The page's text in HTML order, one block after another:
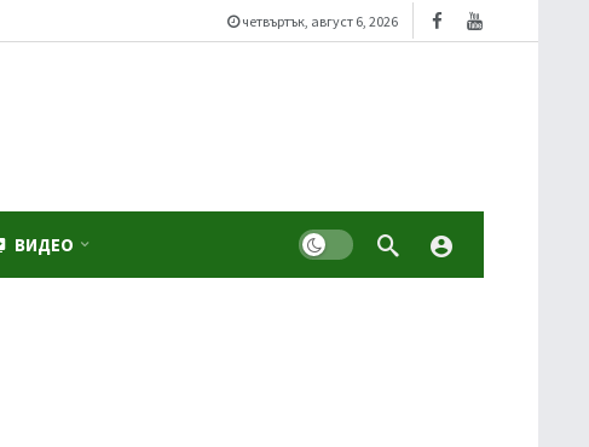
четвъртък, август 6, 2026
ВИДЕО Dark mode